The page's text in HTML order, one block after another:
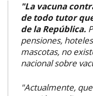
"La vacuna
de todo tutor
de la República.
pensiones,
mascotas, no
nacional sobre
"Actualmente,